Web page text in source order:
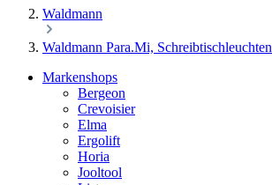
Waldmann
Waldmann Para.Mi, Schreibtischleuchten
Markenshops
Bergeon
Crevoisier
Elma
Ergolift
Horia
Jooltool